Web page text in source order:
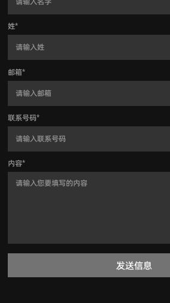
姓*
邮箱*
联系号码*
内容*
发送信息